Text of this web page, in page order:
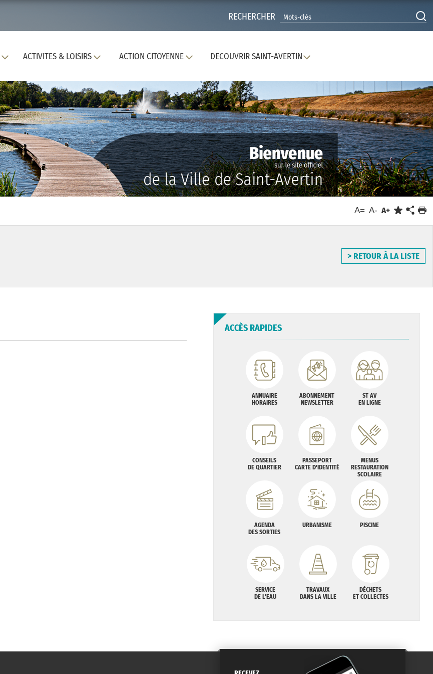
RECHERCHER
ACTIVITES & LOISIRS ACTION CITOYENNE DECOUVRIR SAINT-AVERTIN
A= A- A+
> RETOUR À LA LISTE
ACCÈS RAPIDES
ANNUAIRE
HORAIRES
ABONNEMENT
NEWSLETTER
ST AV
EN LIGNE
CONSEILS
DE QUARTIER
PASSEPORT
CARTE D'IDENTITÉ
MENUS
RESTAURATION
SCOLAIRE
AGENDA
DES SORTIES
URBANISME PISCINE
SERVICE
DE L'EAU
TRAVAUX
DANS LA VILLE
DÉCHETS
ET COLLECTES